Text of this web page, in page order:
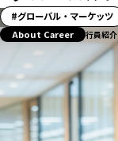
「ス
ト
ー」
ハ
ッ
グローバル・マーケッツ
About Career 行員紹介